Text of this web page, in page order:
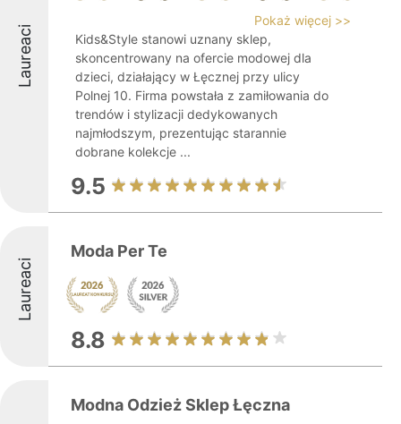
Laureaci
Pokaż więcej >>
Kids&Style stanowi uznany sklep,
skoncentrowany na ofercie modowej dla
dzieci, działający w Łęcznej przy ulicy
Polnej 10. Firma powstała z zamiłowania do
trendów i stylizacji dedykowanych
najmłodszym, prezentując starannie
dobrane kolekcje ...
9.5
Laureaci
Moda Per Te
8.8
Modna Odzież Sklep Łęczna